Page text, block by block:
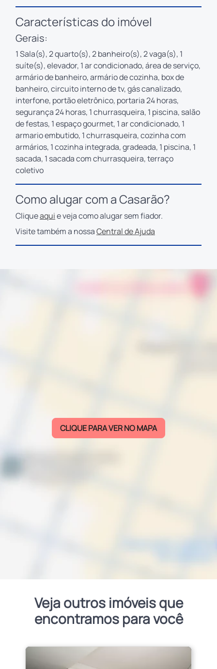
Características do imóvel
Gerais:
1 Sala(s), 2 quarto(s), 2 banheiro(s), 2 vaga(s), 1
suíte(s), elevador, 1 ar condicionado, área de serviço,
armário de banheiro, armário de cozinha, box de
banheiro, circuito interno de tv, gás canalizado,
interfone, portão eletrônico, portaria 24 horas,
segurança 24 horas, 1 churrasqueira, 1 piscina, salão
de festas, 1 espaço gourmet, 1 ar condicionado, 1
armario embutido, 1 churrasqueira, cozinha com
armários, 1 cozinha integrada, gradeada, 1 piscina, 1
sacada, 1 sacada com churrasqueira, terraço
coletivo
Como alugar com a Casarão?
Cliqueaquie veja como alugar sem fiador.
Visite também a nossaCentral de Ajuda
CLIQUE PARA VER NO MAPA
Veja outros imóveis que
encontramos para você